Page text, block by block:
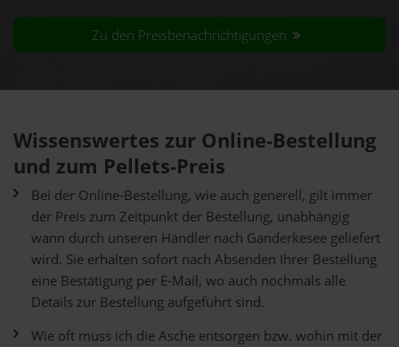
Zu den Preisbenachrichtigungen
Wissenswertes zur Online-Bestellung
und zum Pellets-Preis
Bei der Online-Bestellung, wie auch generell, gilt immer
der Preis zum Zeitpunkt der Bestellung, unabhängig
wann durch unseren Händler nach Ganderkesee geliefert
wird. Sie erhalten sofort nach Absenden Ihrer Bestellung
eine Bestätigung per E-Mail, wo auch nochmals alle
Details zur Bestellung aufgeführt sind.
Wie oft muss ich die Asche entsorgen bzw. wohin mit der